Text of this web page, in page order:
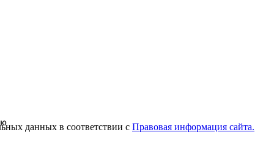
данных в соответствии с Правовая информация сайта.